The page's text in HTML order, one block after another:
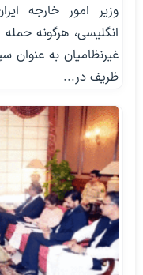
وزیر امور خارجه
انگلیسی، هرگونه
غیرنظامیان به عنوان
ظریف در...